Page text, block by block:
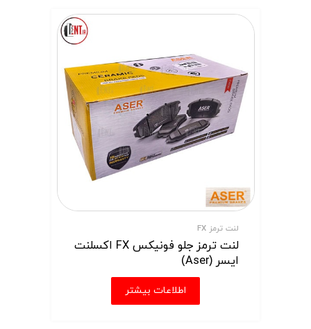
لنت ترمز FX
لنت ترمز جلو فونیکس FX اکسلنت
ایسر (Aser)
اطلاعات بیشتر